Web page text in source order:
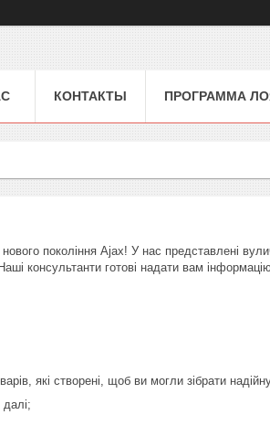
КОНТАКТЫ ПРОГРАММА
покоління Ajax! У нас представлені
консультанти готові надати вам
які створені, щоб ви могли зібрати
далі;